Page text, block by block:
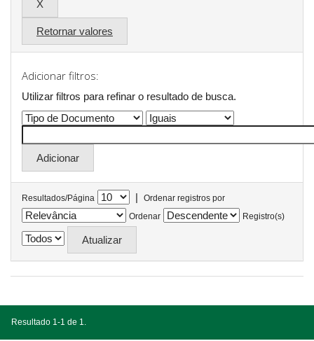
Retornar valores
Adicionar filtros:
Utilizar filtros para refinar o resultado de busca.
Resultados/Página |
Ordenar registros por
Ordenar
Registro(s)
Resultado 1-1 de 1.